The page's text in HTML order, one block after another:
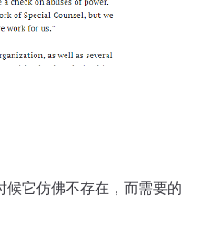
它仿佛不存在，而需要的